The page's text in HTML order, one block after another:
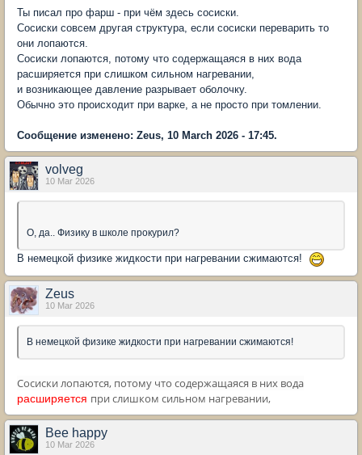
Ты писал про фарш - при чём здесь сосиски.
Сосиски совсем другая структура, если сосиски переварить то
они лопаются.
Сосиски лопаются, потому что содержащаяся в них вода
расширяется при слишком сильном нагревании,
и возникающее давление разрывает оболочку.
Обычно это происходит при варке, а не просто при томлении.
Сообщение изменено: Zeus, 10 March 2026 - 17:45.
volveg
10 Mar 2026
О, да.. Физику в школе прокурил?
В немецкой физике жидкости при нагревании сжимаются!
Zeus
10 Mar 2026
В немецкой физике жидкости при нагревании сжимаются!
Сосиски лопаются, потому что содержащаяся в них вода
расширяется при слишком сильном нагревании,
Bee happy
10 Mar 2026